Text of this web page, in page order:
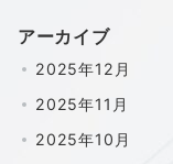
アーカイブ
2025年12月
2025年11月
2025年10月